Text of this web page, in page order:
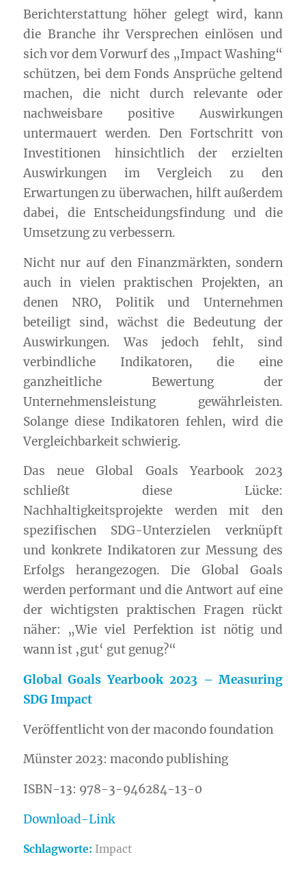
Berichterstattung höher gelegt wird, kann
die Branche ihr Versprechen einlösen und
sich vor dem Vorwurf des „Impact Washing“
schützen, bei dem Fonds Ansprüche geltend
machen, die nicht durch relevante oder
nachweisbare positive Auswirkungen
untermauert werden. Den Fortschritt von
Investitionen hinsichtlich der erzielten
Auswirkungen im Vergleich zu den
Erwartungen zu überwachen, hilft außerdem
dabei, die Entscheidungsfindung und die
Umsetzung zu verbessern.
Nicht nur auf den Finanzmärkten, sondern
auch in vielen praktischen Projekten, an
denen NRO, Politik und Unternehmen
beteiligt sind, wächst die Bedeutung der
Auswirkungen. Was jedoch fehlt, sind
verbindliche Indikatoren, die eine
ganzheitliche Bewertung der
Unternehmensleistung gewährleisten.
Solange diese Indikatoren fehlen, wird die
Vergleichbarkeit schwierig.
Das neue Global Goals Yearbook 2023
schließt diese Lücke:
Nachhaltigkeitsprojekte werden mit den
spezifischen SDG-Unterzielen verknüpft
und konkrete Indikatoren zur Messung des
Erfolgs herangezogen. Die Global Goals
werden performant und die Antwort auf eine
der wichtigsten praktischen Fragen rückt
näher: „Wie viel Perfektion ist nötig und
wann ist ‚gut‘ gut genug?“
Global Goals Yearbook 2023 – Measuring
SDG Impact
Veröffentlicht von der macondo foundation
Münster 2023: macondo publishing
ISBN-13: 978-3-946284-13-0
Download-Link
Schlagworte: Impact